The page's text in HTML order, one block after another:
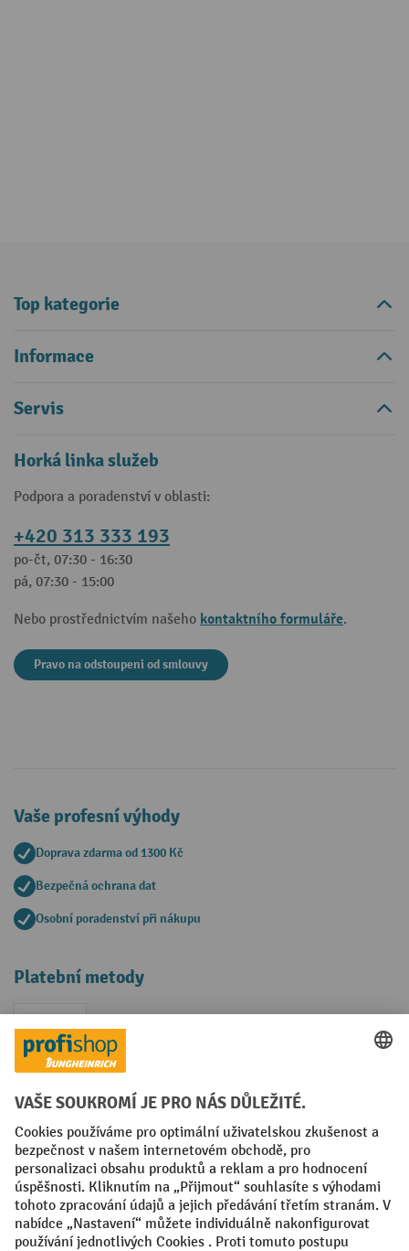
Top kategorie
Informace
Servis
Horká linka služeb
Podpora a poradenství v oblasti:
+420 313 333 193
po-čt, 07:30 - 16:30
pá, 07:30 - 15:00
Nebo prostřednictvím našeho kontaktního formuláře.
Pravo na odstoupeni od smlouvy
Vaše profesní výhody
Doprava zdarma od 1300 Kč
Bezpečná ochrana dat
Osobní poradenství při nákupu
Platební metody
Faktura
Sociální sítě
Facebook
YouTubeLinkedIn
VODP Otisk